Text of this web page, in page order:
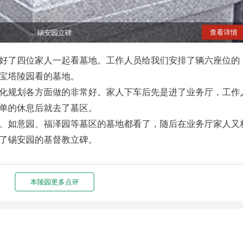
锡安园立碑 查看详情
了四位家人一起看墓地。工作人员给我们安排了辆六座位的
塔陵园看的墓地。
规划各方面做的非常好。家人下车后先是进了业务厅，工作
的休息后就去了墓区。
如意园、福泽园等墓区的墓地都看了，随后在业务厅家人又
锡安园的基督教立碑。
本陵园更多点评